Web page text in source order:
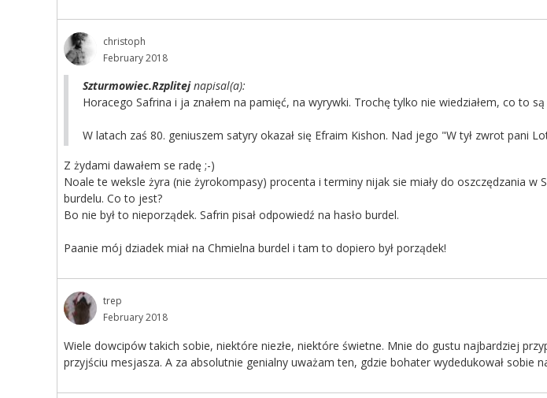
christoph
February 2018
Szturmowiec.Rzplitejnapisal(a):
Horacego Safrina i ja znałem na pamięć, na wyrywki. Trochę tylko nie wiedziałem, co to są
W latach zaś 80. geniuszem satyry okazał się Efraim Kishon. Nad jego "W tył zwrot pani
Z żydami dawałem se radę ;-)
Noale te weksle żyra (nie żyrokompasy) procenta i terminy nijak sie miały do oszczędzania w
burdelu. Co to jest?
Bo nie był to nieporządek. Safrin pisał odpowiedź na hasło burdel.
Paanie mój dziadek miał na Chmielna burdel i tam to dopiero był porządek!
trep
February 2018
Wiele dowcipów takich sobie, niektóre niezłe, niektóre świetne. Mnie do gustu najbardziej
przyjściu mesjasza. A za absolutnie genialny uważam ten, gdzie bohater wydedukował sobie